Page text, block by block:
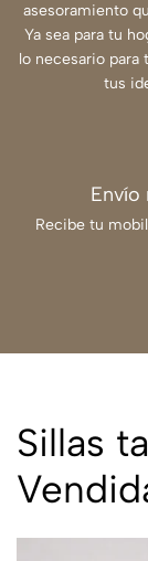
asesoramiento
Ya sea para tu
lo necesario para
tus
Recibe tu
Sillas